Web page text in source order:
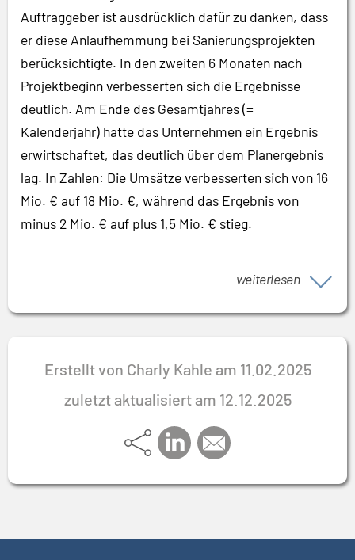
Auftraggeber ist ausdrücklich dafür zu danken, dass
er diese Anlaufhemmung bei Sanierungsprojekten
berücksichtigte. In den zweiten 6 Monaten nach
Projektbeginn verbesserten sich die Ergebnisse
deutlich. Am Ende des Gesamtjahres (=
Kalenderjahr) hatte das Unternehmen ein Ergebnis
erwirtschaftet, das deutlich über dem Planergebnis
lag. In Zahlen: Die Umsätze verbesserten sich von 16
Mio. € auf 18 Mio. €, während das Ergebnis von
minus 2 Mio. € auf plus 1,5 Mio. € stieg.
weiterlesen
Erstellt von Charly Kahle am 11.02.2025
zuletzt aktualisiert am 12.12.2025